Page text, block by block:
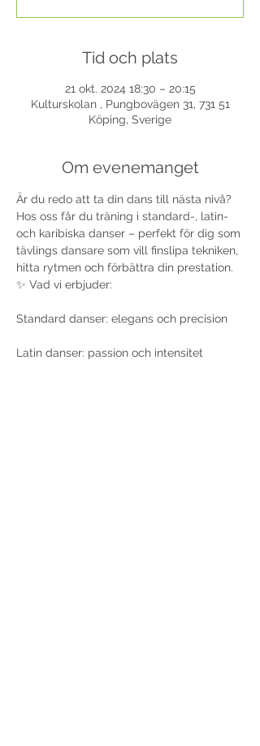
Tid och plats
21 okt. 2024 18:30 – 20:15
Kulturskolan , Pungbovägen 31, 731 51
Köping, Sverige
Om evenemanget
Är du redo att ta din dans till nästa nivå?
Hos oss får du träning i standard-, latin-
och karibiska danser – perfekt för dig som
tävlings dansare som vill finslipa tekniken,
hitta rytmen och förbättra din prestation.
✨ Vad vi erbjuder:
Standard danser: elegans och precision
Latin danser: passion och intensitet